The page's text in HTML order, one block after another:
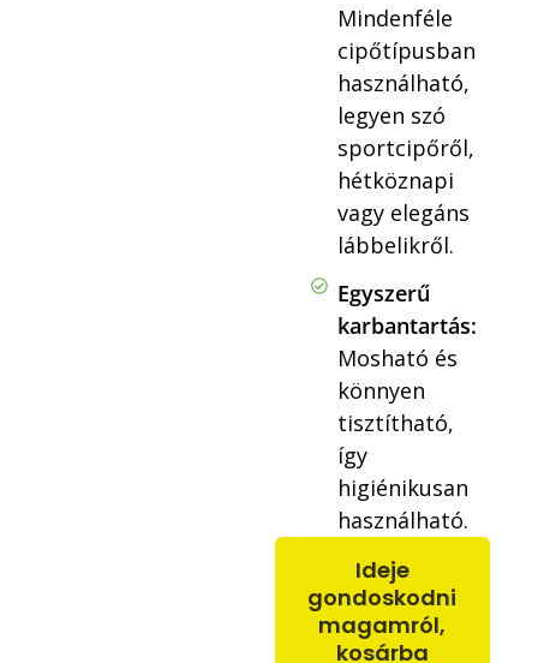
Mindenféle
cipőtípusban
használható,
legyen szó
sportcipőről,
hétköznapi
vagy elegáns
lábbelikről.
Egyszerű
karbantartás:
Mosható és
könnyen
tisztítható,
így
higiénikusan
használható.
Ideje
gondoskodni
magamról,
kosárba